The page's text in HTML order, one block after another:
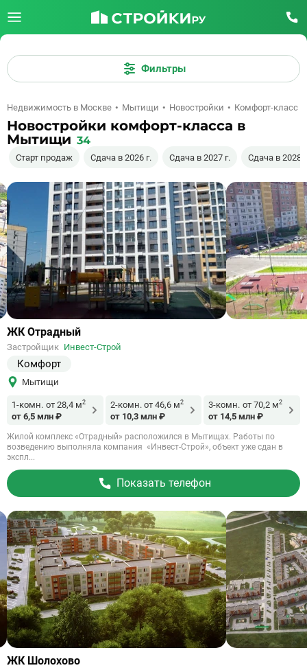
Фильтры
Недвижимость в Москве Мытищи Новостройки Комфорт-класс
Новостройки комфорт-класса в
Мытищи 34
Старт продаж Сдача в 2026 г. Сдача в 2027 г. Сдача в 2028
Ссылка
объект
ЖК Отрадный
Застройщик Инвест-Строй
Комфорт
Мытищи
1-комн. от 28,4 м2
от 6,5 млн ₽
2-комн. от 46,6 м2
от 10,3 млн ₽
3-комн. от 70,2 м2
от 14,5 млн ₽
Жилой комплекс «Отрадный» расположился в Мытищах. Работы по
возведению выполняла компания «Инвест-Строй», объект уже сдан в
экспл...
Показать телефон
Ссылка
ЖК Шолохово